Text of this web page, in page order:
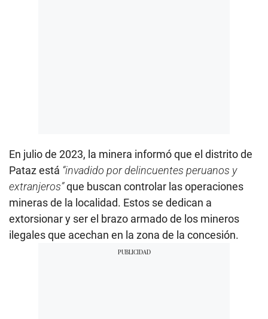
En julio de 2023, la minera informó que el distrito de
Pataz está “invadido por delincuentes peruanos y
extranjeros”que buscan controlar las operaciones
mineras de la localidad. Estos se dedican a
extorsionar y ser el brazo armado de los mineros
ilegales que acechan en la zona de la concesión.